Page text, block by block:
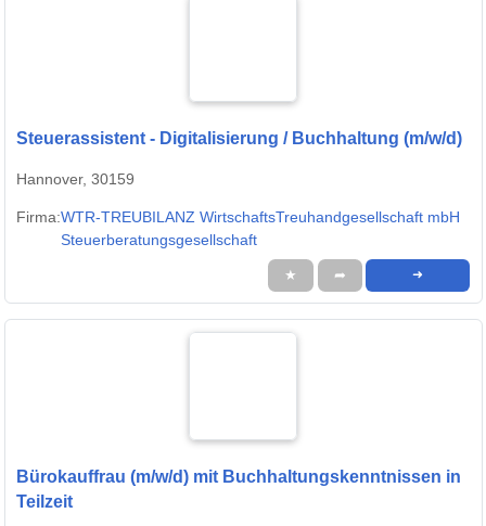
Steuerassistent - Digitalisierung / Buchhaltung (m/w/d)
Hannover, 30159
Firma:WTR-TREUBILANZ WirtschaftsTreuhandgesellschaft mbH
Steuerberatungsgesellschaft
★ ➦ ➜
Bürokauffrau (m/w/d) mit Buchhaltungskenntnissen in
Teilzeit